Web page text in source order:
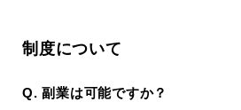
制度について
Q. 副業は可能ですか？